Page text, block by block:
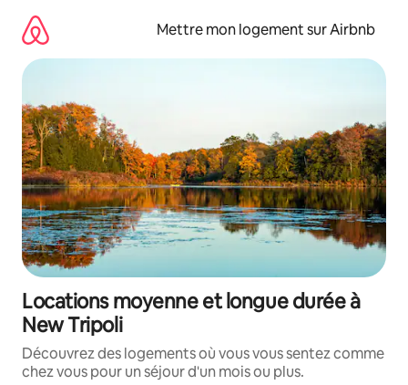
directement
contenu
Mettre mon logement sur Airbnb
Locations moyenne et longue durée à
New Tripoli
Découvrez des logements où vous vous sentez comme
chez vous pour un séjour d'un mois ou plus.